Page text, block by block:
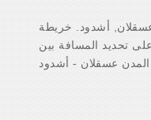
أشدود. خريطة
تحديد المسافة بين